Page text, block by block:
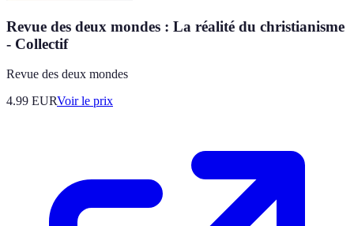
Revue des deux mondes : La réalité du christianisme
- Collectif
Revue des deux mondes
4.99 EURVoir le prix